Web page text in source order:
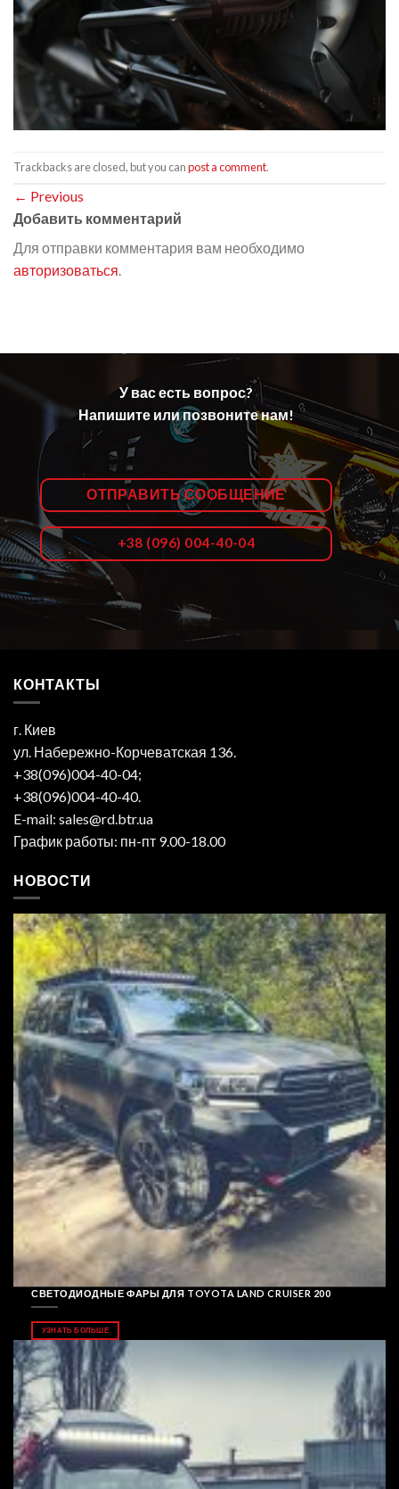
Trackbacks are closed, but you canpost a comment.
← Previous
Добавить комментарий
Для отправки комментария вам необходимо
авторизоваться.
У вас есть вопрос?
Напишите или позвоните нам!
ОТПРАВИТЬ СООБЩЕНИЕ
+38 (096) 004-40-04
КОНТАКТЫ
г. Киев
ул. Набережно-Корчеватская 136.
+38(096)004-40-04;
+38(096)004-40-40.
E-mail: sales@rd.btr.ua
График работы: пн-пт 9.00-18.00
НОВОСТИ
СВЕТОДИОДНЫЕ ФАРЫ ДЛЯ TOYOTA LAND CRUISER 200
УЗНАТЬ БОЛЬШЕ